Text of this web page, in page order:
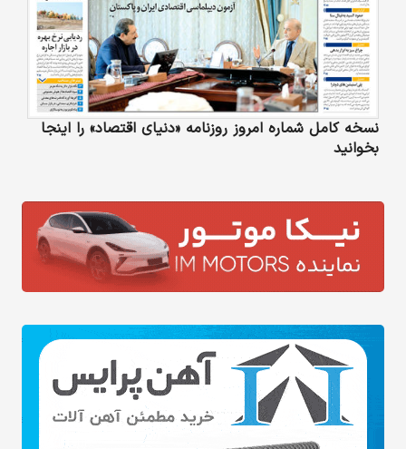
نسخه کامل شماره امروز روزنامه «دنیای‌ اقتصاد» را اینجا
بخوانید